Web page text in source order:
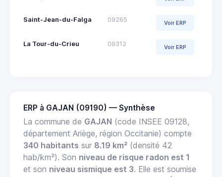
Saint-Jean-du-Falga 09265 Voir ERP
La Tour-du-Crieu 09312 Voir ERP
ERP à GAJAN (09190) — Synthèse
La commune de GAJAN (code INSEE 09128,
département Ariège, région Occitanie) compte
340 habitants sur 8.19 km² (densité 42
hab/km²). Son niveau de risque radon est 1
et son niveau sismique est 3. Elle est soumise